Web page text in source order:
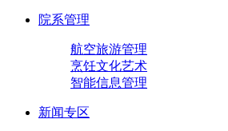
院系管理
航空旅游管理
烹饪文化艺术
智能信息管理
新闻专区